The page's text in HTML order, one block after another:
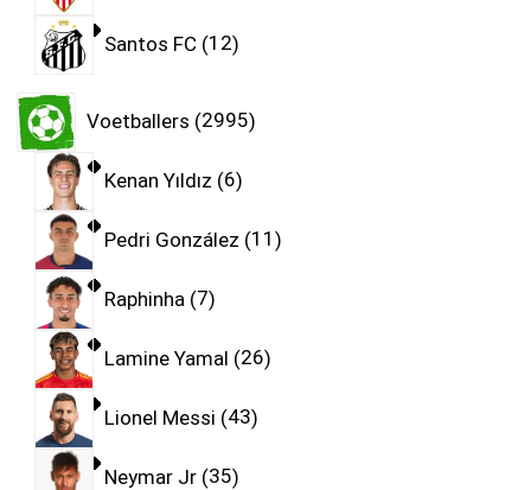
Santos FC 12
Voetballers 2995
Kenan Yıldız 6
Pedri González 11
Raphinha 7
Lamine Yamal 26
Lionel Messi 43
Neymar Jr 35